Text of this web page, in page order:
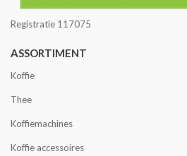
Registratie 117075
ASSORTIMENT
Koffie
Thee
Koffiemachines
Koffie accessoires